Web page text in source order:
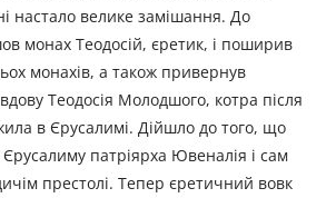
настало велике замішання. До
монах Теодосій, єретик, і поширив
монахів, а також привернув
Теодосія Молодшого, котра після
в Єрусалимі. Дійшло до того, що
Єрусалиму патріярха Ювеналія і сам
престолі. Тепер єретичний вовк